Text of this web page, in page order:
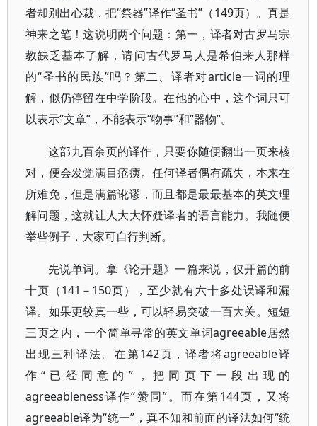
者却别出心裁，把“祭器”译作“圣书”（149页）。真是
神来之笔！这说明两个问题：第一，译者对古罗马宗
教缺乏基本了解，请问古代罗马人是希伯来人那样
的“圣书的民族”吗？第二、译者对article一词的理
解，似仍停留在中学阶段。在他的心中，这个词只可
以表示“文章”，不能表示“物事”和“器物”。
这部九百余页的译作，只要你随便翻出一页来核
对，便会发觉满目疮痍。任何译者偶有疏失，本来在
所难免，但是满篇讹谬，而且都是最最基本的英文理
解问题，这就让人大大怀疑译者的语言能力。我随便
举些例子，大家可自行判断。
先说单词。拿《论开题》一篇来说，仅开篇的前
十页（141－150页），至少就有六十多处误译和漏
译。如果更较真一些，可以轻易突破一百大关。短短
三页之内，一个简单寻常的英文单词agreeable居然
出现三种译法。在第142页，译者将agreeable译
作“已经同意的”，把同页下一段出现的
agreeableness译作“赞同”。而在第144页，又将
agreeable译为“统一”，真不知和前面的译法如何“统